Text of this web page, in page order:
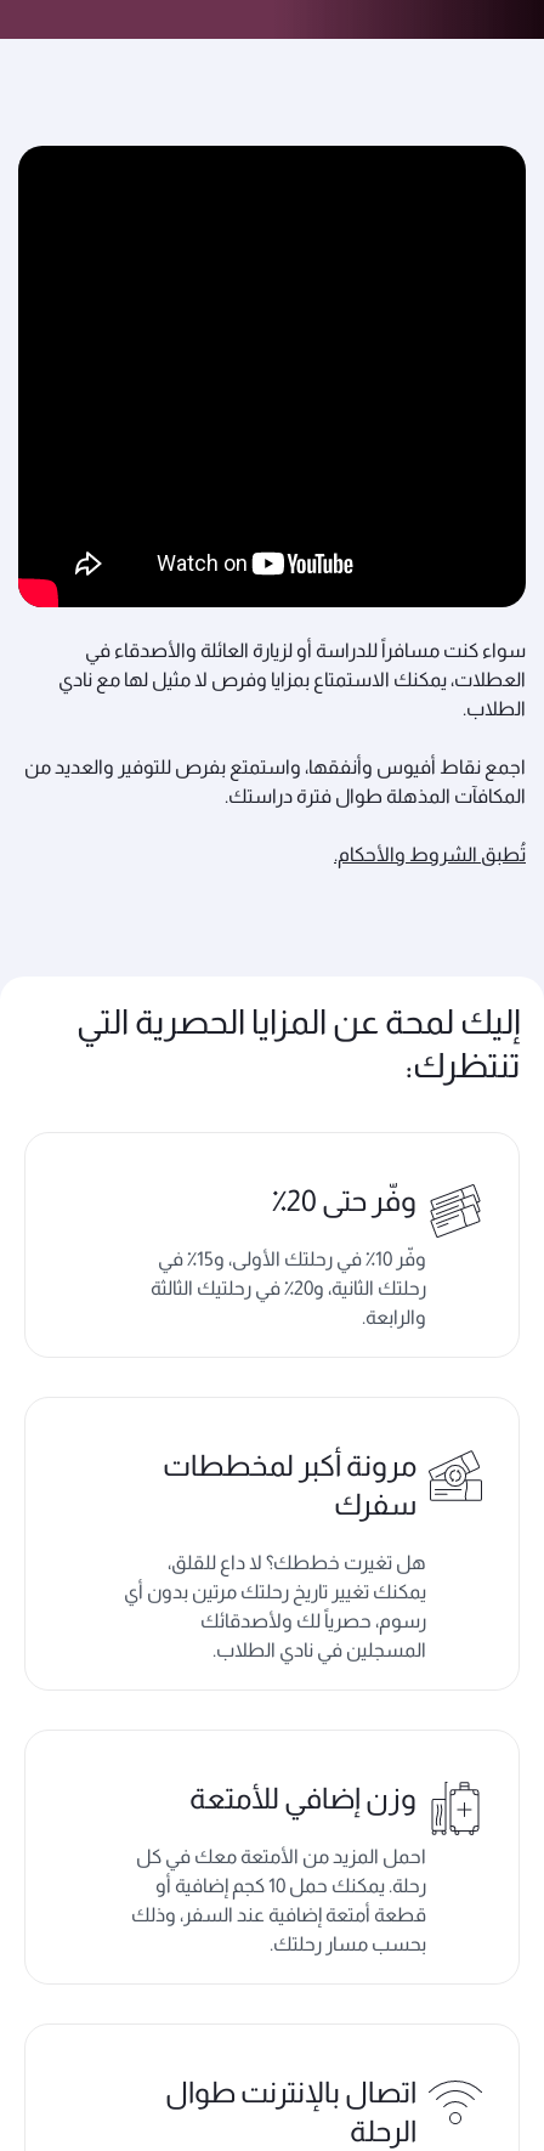
سواء كنت مسافراً للدراسة أو لزيارة العائلة والأصدقاء في
العطلات، يمكنك الاستمتاع بمزايا وفرص لا مثيل لها مع نادي
الطلاب.
اجمع نقاط أفيوس وأنفقها، واستمتع بفرص للتوفير والعديد من
المكافآت المذهلة طوال فترة دراستك.
تُطبق الشروط والأحكام.
إليك لمحة عن المزايا الحصرية التي
تنتظرك:
وفّر حتى 20٪
وفّر 10٪ في رحلتك الأولى، و15٪ في
رحلتك الثانية، و20٪ في رحلتيك الثالثة
والرابعة.
مرونة أكبر لمخططات
سفرك
هل تغيرت خططك؟ لا داع للقلق،
يمكنك تغيير تاريخ رحلتك مرتين بدون أي
رسوم، حصرياً لك ولأصدقائك
المسجلين في نادي الطلاب.
وزن إضافي للأمتعة
احمل المزيد من الأمتعة معك في كل
رحلة. يمكنك حمل 10 كجم إضافية أو
قطعة أمتعة إضافية عند السفر، وذلك
بحسب مسار رحلتك.
اتصال بالإنترنت طوال
الرحلة